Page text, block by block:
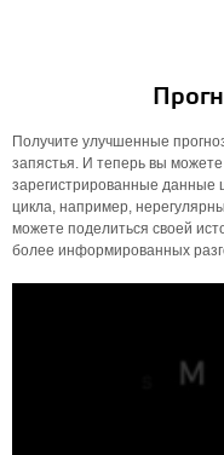
Получите улучшенные
запястья. И теперь вы
зарегистрированные данные
цикла, например,
можете поделиться своей
более информированных